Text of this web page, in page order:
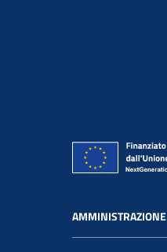
AMMINISTRAZIONE